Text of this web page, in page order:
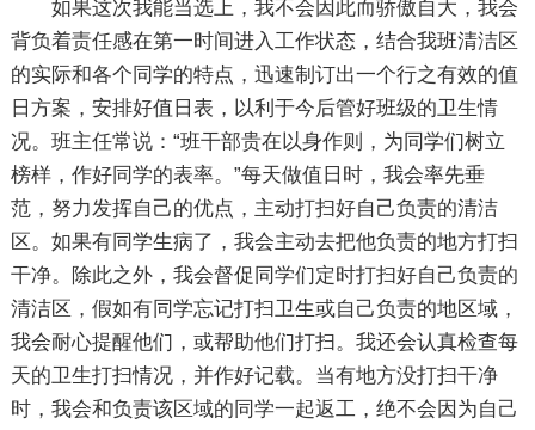
如果这次我能当选上，我不会因此而骄傲自大，我会
背负着责任感在第一时间进入工作状态，结合我班清洁区
的实际和各个同学的特点，迅速制订出一个行之有效的值
日方案，安排好值日表，以利于今后管好班级的卫生情
况。班主任常说：“班干部贵在以身作则，为同学们树立
榜样，作好同学的表率。”每天做值日时，我会率先垂
范，努力发挥自己的优点，主动打扫好自己负责的清洁
区。如果有同学生病了，我会主动去把他负责的地方打扫
干净。除此之外，我会督促同学们定时打扫好自己负责的
清洁区，假如有同学忘记打扫卫生或自己负责的地区域，
我会耐心提醒他们，或帮助他们打扫。我还会认真检查每
天的卫生打扫情况，并作好记载。当有地方没打扫干净
时，我会和负责该区域的同学一起返工，绝不会因为自己